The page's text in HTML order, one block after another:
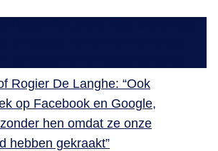
Rogier De Langhe: “Ook
op Facebook en Google,
hen omdat ze onze
hebben gekraakt”